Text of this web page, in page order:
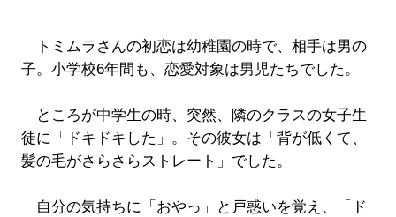
トミムラさんの初恋は幼稚園の時で、相手は男の
子。小学校6年間も、恋愛対象は男児たちでした。
ところが中学生の時、突然、隣のクラスの女子生
徒に「ドキドキした」。その彼女は「背が低くて、
髪の毛がさらさらストレート」でした。
自分の気持ちに「おやっ」と戸惑いを覚え、「ド